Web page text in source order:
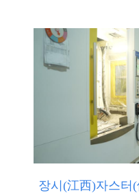
장시(江西)자스터